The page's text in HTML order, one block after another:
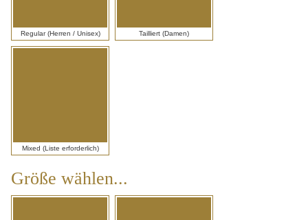
Regular (Herren / Unisex) Tailliert (Damen)
Mixed (Liste erforderlich)
Größe wählen...